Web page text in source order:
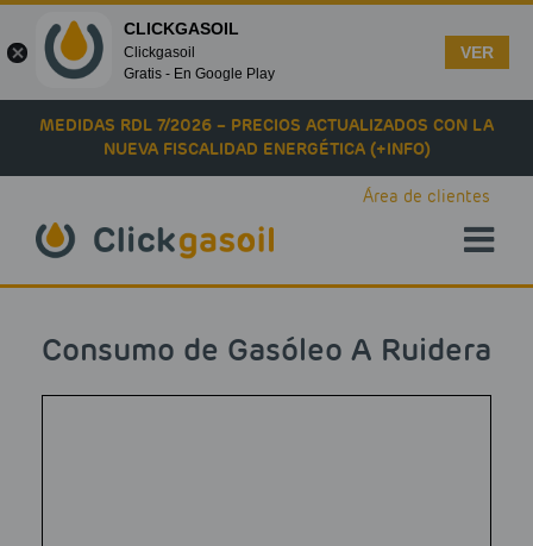
Skip to main content
MEDIDAS RDL 7/2026 – PRECIOS ACTUALIZADOS CON LA
NUEVA FISCALIDAD ENERGÉTICA (+INFO)
Área de clientes
Consumo de Gasóleo A Ruidera
CLICKGASOIL
Clickgasoil
Gratis - En Google Play
VER